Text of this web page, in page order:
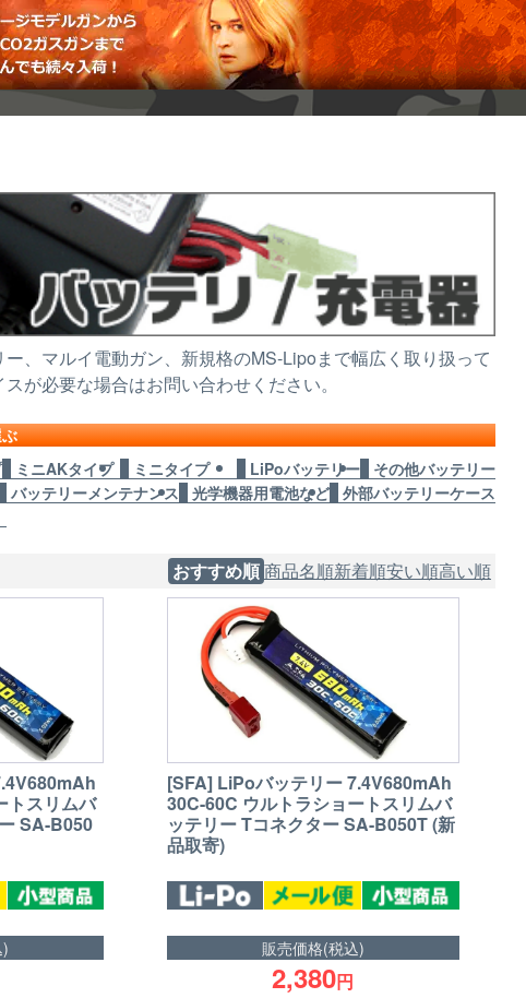
、マルイ電動ガン、新規格のMS-Lipoまで幅広く取り扱って
が必要な場合はお問い合わせください。
ミニAKタイプ ミニタイプ LiPoバッテリー
その他バッテリー
バッテリーメンテナンス 光学機器用電池など 外部バッテリーケース
おすすめ順商品名順新着順安い順高い順
トスリムバ
SA-B050
[SFA] LiPoバッテリー 7.4V680mAh
30C-60C ウルトラショートスリムバ
ッテリー Tコネクター SA-B050T (新
品取寄)
販売価格(税込)
2,380円